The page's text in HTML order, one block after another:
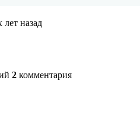
лет назад
2 комментария